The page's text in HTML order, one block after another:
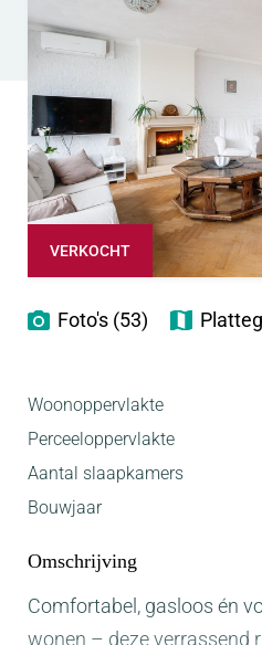
VERKOCHT
Foto's (53)
Woonoppervlakte
Perceeloppervlakte
Aantal slaapkamers
Bouwjaar
Omschrijving
Comfortabel, gasloos én
wonen – deze verrassend